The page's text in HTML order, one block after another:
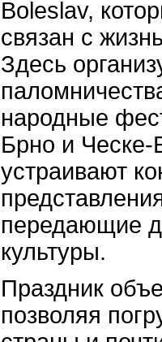
Boleslav,
связан с
Здесь
народные
Брно и Ческе-
устраивают
передающие
культуры.
Праздник
позволяя